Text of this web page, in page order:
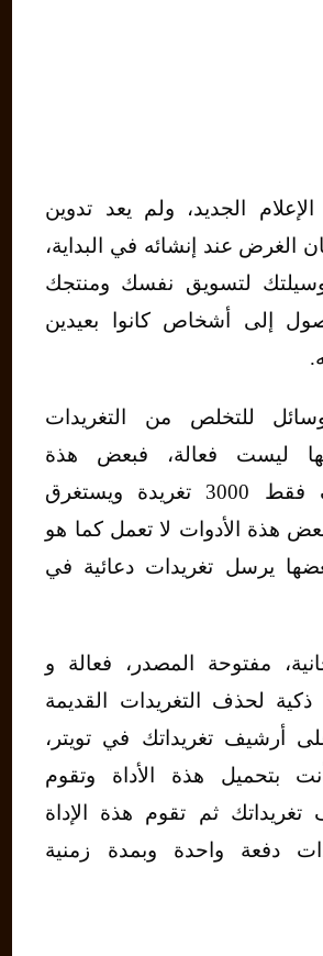
الجديد، ولم يعد تدوين
الغرض عند إنشائه في البداية،
لتسويق نفسك ومنتجك
إلى أشخاص كانوا بعيدين
للتخلص من التغريدات
ليست فعالة، فبعض هذة
الأدوات يحذف فقط 3000 تغريدة ويستغرق
هذة الأدوات لا تعمل كما هو
يرسل تغريدات دعائية في
مفتوحة المصدر، فعالة و
لحذف التغريدات القديمة
أرشيف تغريداتك في تويتر،
بتحميل هذة الأداة وتقوم
ثم تقوم هذة الإداة
دفعة واحدة وبمدة زمنية